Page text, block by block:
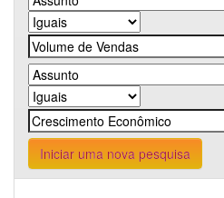
Iniciar uma nova pesquisa